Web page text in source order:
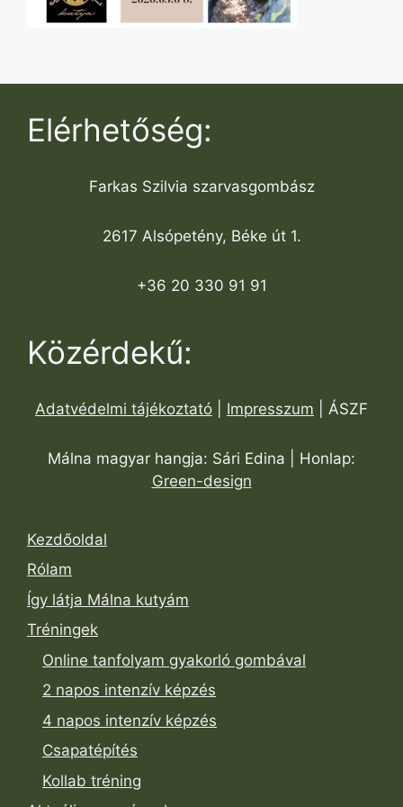
Elérhetőség:
Farkas Szilvia szarvasgombász
2617 Alsópetény, Béke út 1.
+36 20 330 91 91
Közérdekű:
Adatvédelmi tájékoztató Impresszum | ÁSZF
Málna magyar hangja: Sári Edina | Honlap:
Green-design
Kezdőoldal
Rólam
Így látja Málna kutyám
Tréningek
Online tanfolyam gyakorló gombával
2 napos intenzív képzés
4 napos intenzív képzés
Csapatépítés
Kollab tréning